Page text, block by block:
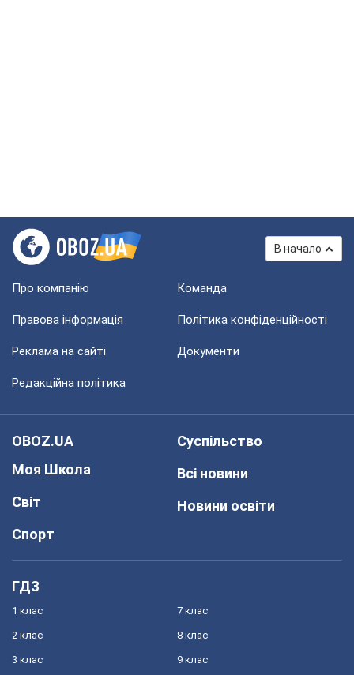
В начало
Про компанію Команда
Правова інформація Політика конфіденційності
Реклама на сайті Документи
Редакційна політика
OBOZ.UA
Моя Школа
Світ
Спорт
Суспільство
Всі новини
Новини освіти
ГДЗ
1 клас
2 клас
3 клас
7 клас
8 клас
9 клас